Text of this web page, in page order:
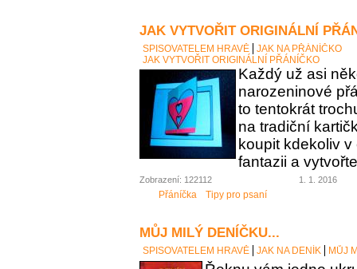
JAK VYTVOŘIT ORIGINÁLNÍ
SPISOVATELEM HRAVĚ
JAK NA PŘÁNÍČKO
JAK VYTVOŘIT ORIGINÁLNÍ PŘÁNÍČKO
Každý už asi
narozeninové
to tentokrát
na tradiční
koupit kdekoliv
fantazii a
Zobrazení: 122112 1. 1. 2016
Přáníčka Tipy pro psaní
MŮJ MILÝ DENÍČKU...
SPISOVATELEM HRAVĚ JAK NA DENÍK MŮJ